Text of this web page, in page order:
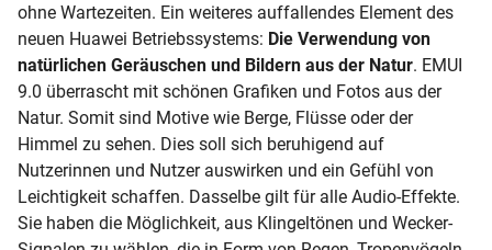
ohne Wartezeiten. Ein weiteres auffallendes Element des
neuen Huawei Betriebssystems: Die Verwendung von
natürlichen Geräuschen und Bildern aus der Natur. EMUI
9.0 überrascht mit schönen Grafiken und Fotos aus der
Natur. Somit sind Motive wie Berge, Flüsse oder der
Himmel zu sehen. Dies soll sich beruhigend auf
Nutzerinnen und Nutzer auswirken und ein Gefühl von
Leichtigkeit schaffen. Dasselbe gilt für alle Audio-Effekte.
Sie haben die Möglichkeit, aus Klingeltönen und Wecker-